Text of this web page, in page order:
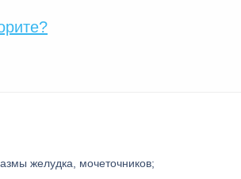
желудка, мочеточников;